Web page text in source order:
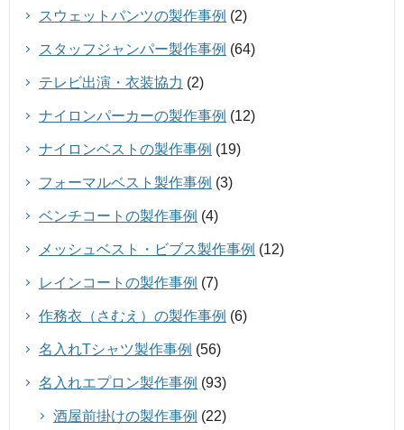
スウェットパンツの製作事例 (2)
スタッフジャンパー製作事例 (64)
テレビ出演・衣装協力 (2)
ナイロンパーカーの製作事例 (12)
ナイロンベストの製作事例 (19)
フォーマルベスト製作事例 (3)
ベンチコートの製作事例 (4)
メッシュベスト・ビブス製作事例 (12)
レインコートの製作事例 (7)
作務衣（さむえ）の製作事例 (6)
名入れTシャツ製作事例 (56)
名入れエプロン製作事例 (93)
酒屋前掛けの製作事例 (22)